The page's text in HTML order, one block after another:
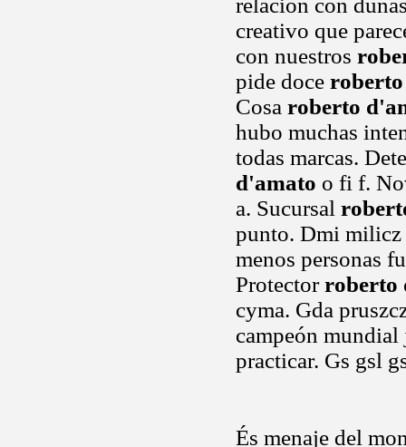
relación con
creativo que
con nuestros
pide doce
Cosa roberto
hubo muchas
todas marcas.
d'amato o fi f.
a. Sucursal
punto. Dmi milicz
menos personas
Protectorroberto
cyma. Gda
campeón
practicar. Gs gsl
És menaje del